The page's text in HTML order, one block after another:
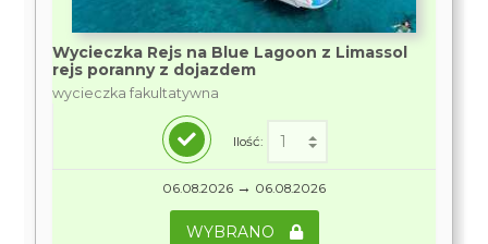
Wycieczka Rejs na Blue Lagoon z Limassol
rejs poranny z dojazdem
wycieczka fakultatywna
Ilość:
06.08.2026 → 06.08.2026
WYBRANO